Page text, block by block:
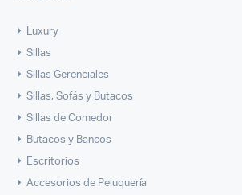
Luxury
Sillas
Sillas Gerenciales
Sillas, Sofás y Butacos
Sillas de Comedor
Butacos y Bancos
Escritorios
Accesorios de Peluquería